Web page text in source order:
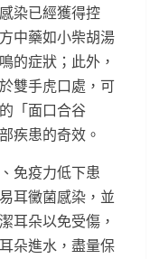
染已經獲得控
中藥如小柴胡湯
的症狀；此外，
雙手虎口處，可
「面口合谷
疾患的奇效。
免疫力低下患
耳黴菌感染，並
耳朵以免受傷，
朵進水，盡量保